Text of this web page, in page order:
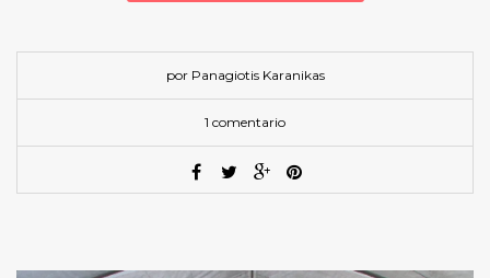
por Panagiotis Karanikas
1 comentario